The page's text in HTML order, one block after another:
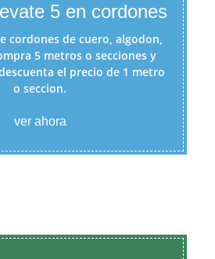
5 en cordones
cordones de cuero, algodon,
5 metros o secciones y
el precio de 1 metro
o seccion.
ver ahora